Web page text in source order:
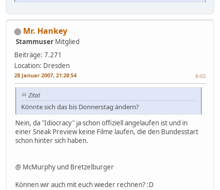
Mr. Hankey
Stammuser Mitglied
Beiträge: 7.271
Location: Dresden
28 Januar 2007, 21:28:54 #40
Zitat
Könnte sich das bis Donnerstag ändern?
Nein, da "Idiocracy" ja schon offiziell angelaufen ist und in
einer Sneak Preview keine Filme laufen, die den Bundesstart
schon hinter sich haben.
@ McMurphy und Bretzelburger
Können wir auch mit euch wieder rechnen? :D